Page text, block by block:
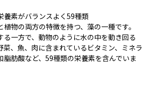
養素がバランスよく59種類
物の両方の特徴を持つ、藻の一種です。
る一方で、動物のように水の中を動き回る
菜、魚、肉に含まれているビタミン、ミネラ
脂肪酸など、59種類の栄養素を含んでいま